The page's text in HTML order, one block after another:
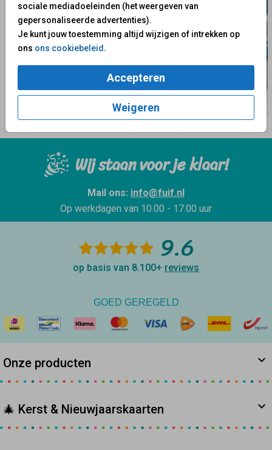
sociale mediadoeleinden (het weergeven van
gepersonaliseerde advertenties).
Je kunt jouw toestemming altijd wijzigen of intrekken op
ons ons cookiebeleid.
Accepteren
Weigeren
Wij staan voor je klaar!
Mail ons: info@fuif.nl
Op werkdagen van 10.00 - 17.00 uur
9.6
op basis van 8.100+ reviews
GOED GEREGELD
Onze producten
🎄 Kerst & Nieuwjaarskaarten